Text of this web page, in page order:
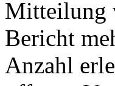
Mitteilung
Bericht
Anzahl